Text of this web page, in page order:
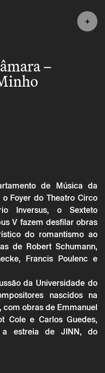
–
de Música da
Foyer do Theatro Circo
Inversus, o Sexteto
V fazem desfilar obras
do romantismo ao
de Robert Schumann,
Francis Poulenc e
da Universidade do
nascidos na
com obras de Emmanuel
Cole e Carlos Guedes,
a estreia de JINN, do